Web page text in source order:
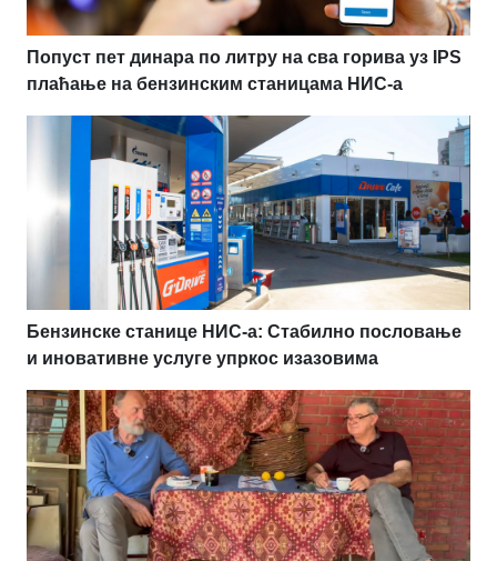
Попуст пет динара по литру на сва горива уз IPS
плаћање на бензинским станицама НИС-а
Бензинске станице НИС-а: Стабилно пословање
и иновативне услуге упркос изазовима